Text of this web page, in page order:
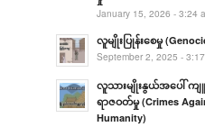
January 15, 2026 - 3:24
လူမျိုးပြုန်းစေမှု
September 2, 2025 -
လူသားမျိုးနွယ်အပေါ်
ရာဇဝတ်မှု (Crimes
Humanity)